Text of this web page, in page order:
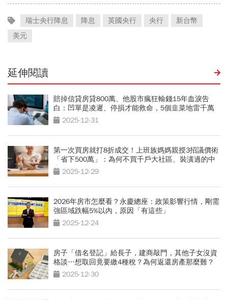
瑞士央行降息 降息 英國央行 央行
新台幣
美元
延伸閱讀
賠掉信貸房貸800萬、他股市瘋狂輸錢15年血淚告
白：凹單是凌遲、停損才能救命，5個韭菜地雷千萬
別踩2025-12-31
第一次買房就打8折成交！上班族媽媽親授3招議價術
「省下500萬」：為何不買千戶大社區、裝潢過的中
古屋？
2025-12-29
2026年房市怎麼看？永慶總座：政策影響行情，剛需
強區域跌幅5%以內，原因「有這些」
2025-12-24
房子「借名登記」給長子，建商敲門，其他子女沒資
格談…想取回竟要繳4種稅？為何返還房產那麼難？
2025-12-30